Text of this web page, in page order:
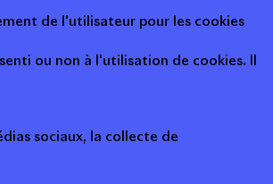
de l'utilisateur pour les cookies
ou non à l'utilisation de cookies. Il
sociaux, la collecte de